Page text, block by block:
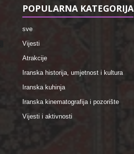
POPULARNA KATEGORIJA
sve
Vijesti
Atrakcije
Iranska historija, umjetnost i kultura
Iranska kuhinja
Iranska kinematografija i pozorište
Vijesti i aktivnosti